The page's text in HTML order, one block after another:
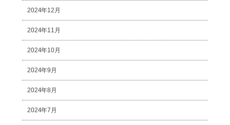
2024年12月
2024年11月
2024年10月
2024年9月
2024年8月
2024年7月